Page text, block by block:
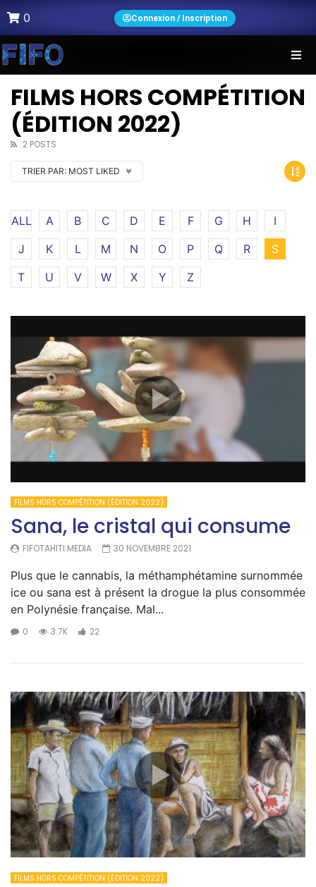
0 Connexion / Inscription
FILMS HORS COMPÉTITION
(ÉDITION 2022)
2 POSTS
TRIER PAR: MOST LIKED
ALL A B C D E F G H
I
J
K L M N O P Q R
S
T
U V W X Y Z
FILMS HORS COMPÉTITION (ÉDITION 2022)
Sana, le cristal qui consume
FIFOTAHITI.MEDIA 30 NOVEMBRE 2021
Plus que le cannabis, la méthamphétamine surnommée
ice ou sana est à présent la drogue la plus consommée
en Polynésie française. Mal...
0 3.7K 22
FILMS HORS COMPÉTITION (ÉDITION 2022)